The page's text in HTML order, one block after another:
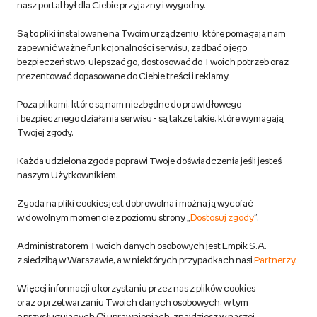
Reklamacje
Regulamin empik.com
Pozostałe Regulaminy Empiku
Polityka prywatności empik.com
produktów niebezpiecznych
Dostosuj zgody
Polityka prywatności empik
Raty u partnerów Empiku
korzystaj z kodów zniżkowych.Dowiedz się więcej
nasz portal był dla Ciebie przyjazny i wygodny.
Są to pliki instalowane na Twoim urządzeniu, które pomagają nam
zapewnić ważne funkcjonalności serwisu, zadbać o jego
bezpieczeństwo, ulepszać go, dostosować do Twoich potrzeb oraz
prezentować dopasowane do Ciebie treści i reklamy.
Poza plikami, które są nam niezbędne do prawidłowego
i bezpiecznego działania serwisu - są także takie, które wymagają
Twojej zgody.
Każda udzielona zgoda poprawi Twoje doświadczenia jeśli jesteś
naszym Użytkownikiem.
Zgoda na pliki cookies jest dobrowolna i można ją wycofać
w dowolnym momencie z poziomu strony „ Dostosuj zgody”.
Administratorem Twoich danych osobowych jest Empik S.A.
z siedzibą w Warszawie, a w niektórych przypadkach nasi Partnerzy.
Więcej informacji o korzystaniu przez nas z plików cookies
oraz o przetwarzaniu Twoich danych osobowych, w tym